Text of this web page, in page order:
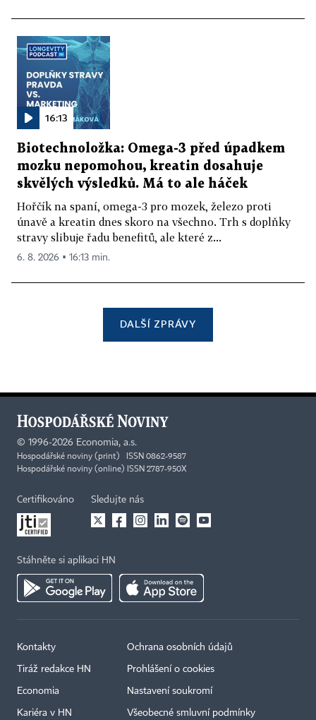
16:13
Biotechnoložka: Omega-3 před úpadkem
mozku nepomohou, kreatin dosahuje
skvělých výsledků. Má to ale háček
Hořčík na spaní, omega-3 pro mozek, železo proti
únavě a kreatin dnes skoro na všechno. Trh s doplňky
stravy slibuje řadu benefitů, ale které z...
6. 8. 2026 ▪ 16:13 min.
DALŠÍ ZPRÁVY
© 1996-2026 Economia, a.s.
Hospodářské noviny (print) ISSN 0862-9587
Hospodářské noviny (online) ISSN 2787-950X
Certifikováno Sledujte nás
Stáhněte si aplikaci HN
Kontakty
Tiráž redakce HN
Economia
Kariéra v HN
Ochrana osobních údajů
Prohlášení o cookies
Nastavení soukromí
Všeobecné smluvní podmínky